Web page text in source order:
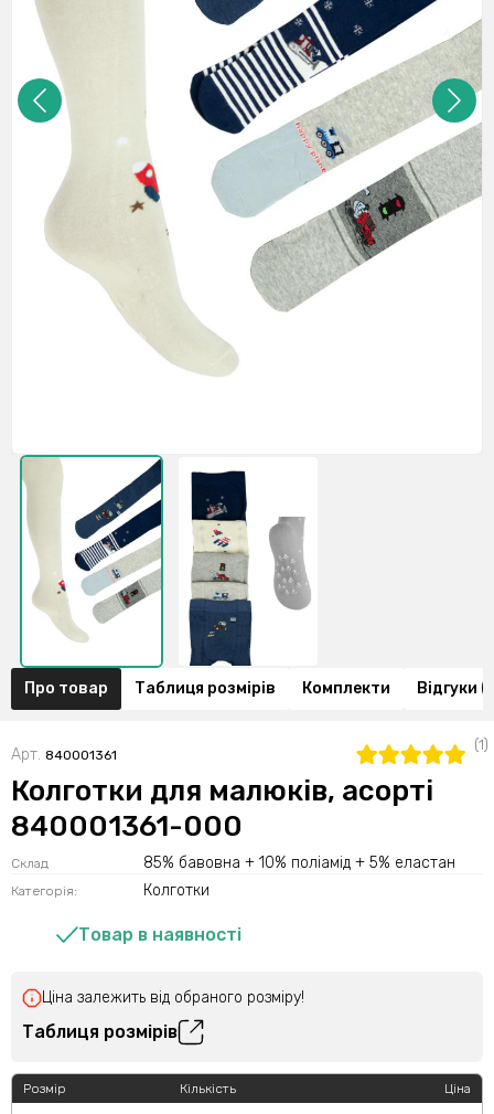
Про товар Таблиця розмірів Комплекти Відгуки
Арт. 840001361
(1)
Колготки для малюків, асорті
840001361-000
Склад 85% бавовна + 10% поліамід + 5% еластан
Категорія: Колготки
Товар в наявності
Ціна залежить від обраного розміру!
Таблиця розмірів
Розмір Кількість Ціна